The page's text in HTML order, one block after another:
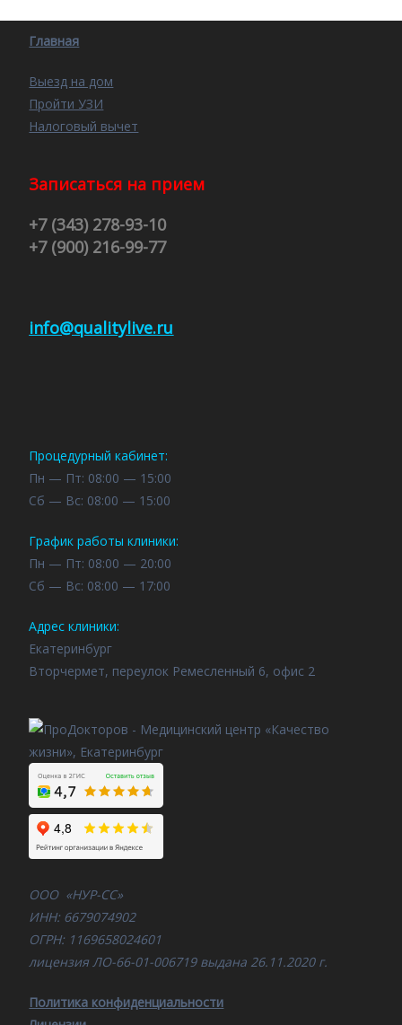
Главная
Выезд на дом
Пройти УЗИ
Налоговый вычет
Записаться на прием
+7 (343) 278-93-10
+7 (900) 216-99-77
info@qualitylive.ru
Процедурный кабинет:
Пн — Пт: 08:00 — 15:00
Cб — Вс: 08:00 — 15:00
График работы клиники:
Пн — Пт: 08:00 — 20:00
Cб — Вс: 08:00 — 17:00
Адрес клиники:
Екатеринбург
Вторчермет, переулок Ремесленный 6, офис 2
ООО «НУР-СС»
ИНН: 6679074902
ОГРН: 1169658024601
лицензия ЛО-66-01-006719 выдана 26.11.2020 г.
Политика конфиденциальности